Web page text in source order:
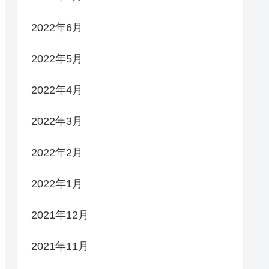
2022年6月
2022年5月
2022年4月
2022年3月
2022年2月
2022年1月
2021年12月
2021年11月